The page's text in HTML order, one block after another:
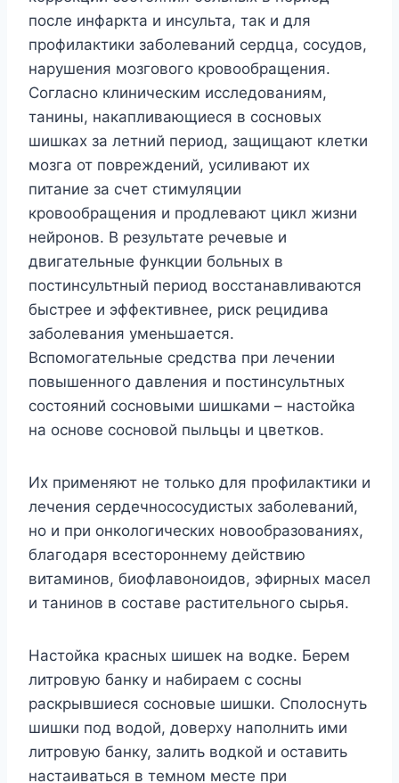
после инфаркта и инсульта, так и для
профилактики заболеваний сердца, сосудов,
нарушения мозгового кровообращения.
Согласно клиническим исследованиям,
танины, накапливающиеся в сосновых
шишках за летний период, защищают клетки
мозга от повреждений, усиливают их
питание за счет стимуляции
кровообращения и продлевают цикл жизни
нейронов. В результате речевые и
двигательные функции больных в
постинсультный период восстанавливаются
быстрее и эффективнее, риск рецидива
заболевания уменьшается.
Вспомогательные средства при лечении
повышенного давления и постинсультных
состояний сосновыми шишками – настойка
на основе сосновой пыльцы и цветков.
Их применяют не только для профилактики и
лечения сердечнососудистых заболеваний,
но и при онкологических новообразованиях,
благодаря всестороннему действию
витаминов, биофлавоноидов, эфирных масел
и танинов в составе растительного сырья.
Настойка красных шишек на водке. Берем
литровую банку и набираем с сосны
раскрывшиеся сосновые шишки. Сполоснуть
шишки под водой, доверху наполнить ими
литровую банку, залить водкой и оставить
настаиваться в темном месте при